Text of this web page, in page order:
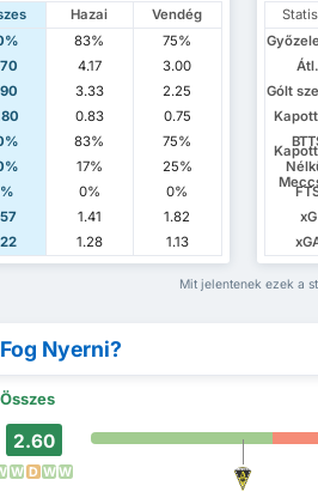
Hazai
Vendég
83%
75%
4.17
3.00
3.33
2.25
0.83
0.75
83% 75%
17%
25%
0%
0%
1.41
1.82
1.28 1.13
Átl.
Gólt
xG
Mit jelentenek ezek a
Nyerni?
2.60
W D W W